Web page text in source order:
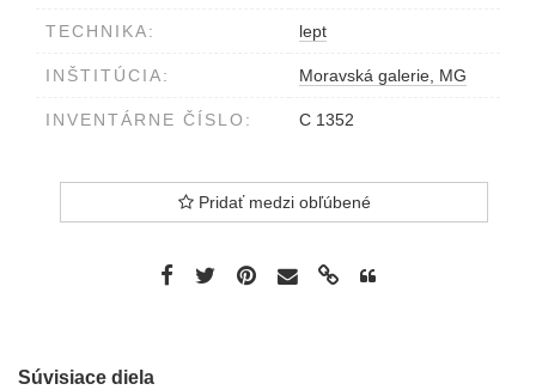
TECHNIKA: lept
INŠTITÚCIA: Moravská galerie, MG
INVENTÁRNE ČÍSLO: C 1352
Pridať medzi obľúbené
Súvisiace diela